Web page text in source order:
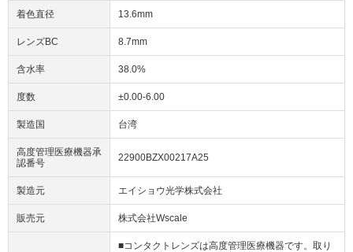
着色直径 13.6mm
レンズBC 8.7mm
含水率 38.0%
度数 ±0.00-6.00
製造国 台湾
高度管理医療機器承
認番号
22900BZX00217A25
製造元 エイショウ光学株式会社
販売元 株式会社Wscale
■コンタクトレンズは高度管理医療機器です。取り